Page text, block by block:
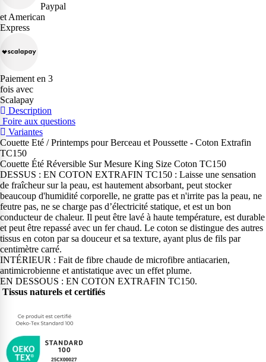
Paypal
et American
Express
Paiement en 3
fois avec
Scalapay
Description
Foire aux questions
Variantes
Couette Eté / Printemps pour Berceau et Poussette - Coton Extrafin
TC150
Couette Été Réversible Sur Mesure King Size Coton TC150
DESSUS : EN COTON EXTRAFIN TC150 : Laisse une sensation
de fraîcheur sur la peau, est hautement absorbant, peut stocker
beaucoup d'humidité corporelle, ne gratte pas et n'irrite pas la peau, ne
feutre pas, ne se charge pas d’électricité statique, et est un bon
conducteur de chaleur. Il peut être lavé à haute température, est durable
et peut être repassé avec un fer chaud. Le coton se distingue des autres
tissus en coton par sa douceur et sa texture, ayant plus de fils par
centimètre carré.
INTÉRIEUR : Fait de fibre chaude de microfibre antiacarien,
antimicrobienne et antistatique avec un effet plume.
EN DESSOUS : EN COTON EXTRAFIN TC150.
Tissus naturels et certifiés